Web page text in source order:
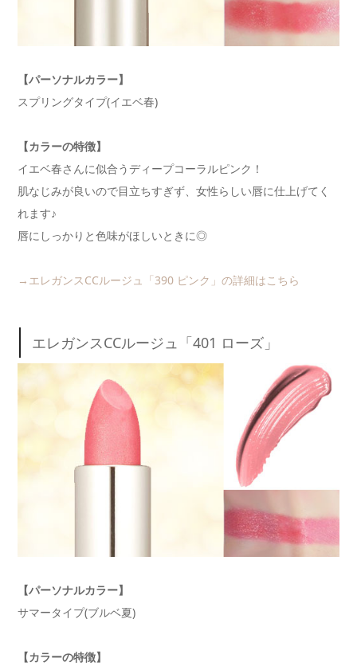
【パーソナルカラー】
スプリングタイプ(イエベ春)
【カラーの特徴】
イエベ春さんに似合うディープコーラルピンク！
肌なじみが良いので目立ちすぎず、女性らしい唇に仕上げてく
れます♪
唇にしっかりと色味がほしいときに◎
→エレガンスCCルージュ「390 ピンク」の詳細はこちら
エレガンスCCルージュ「401 ローズ」
【パーソナルカラー】
サマータイプ(ブルベ夏)
【カラーの特徴】